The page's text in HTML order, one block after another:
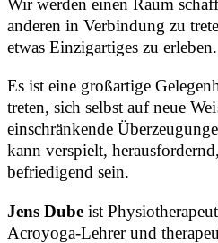
Wir werden einen Raum
anderen in Verbindung zu
etwas Einzigartiges zu erleben.
Es ist eine großartige
treten, sich selbst auf neue
einschränkende
kann verspielt,
befriedigend sein.
Jens Dube ist
Acroyoga-Lehrer und